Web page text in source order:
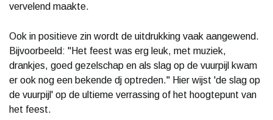
vervelend maakte.
Ook in positieve zin wordt de uitdrukking vaak aangewend.
Bijvoorbeeld: "Het feest was erg leuk, met muziek,
drankjes, goed gezelschap en als slag op de vuurpijl kwam
er ook nog een bekende dj optreden." Hier wijst 'de slag op
de vuurpijl' op de ultieme verrassing of het hoogtepunt van
het feest.